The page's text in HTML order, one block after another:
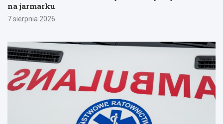
na jarmarku
7 sierpnia 2026